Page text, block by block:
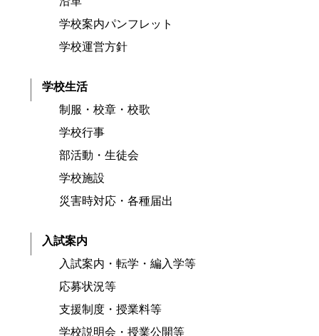
学校案内パンフレット
学校運営方針
学校生活
制服・校章・校歌
学校行事
部活動・生徒会
学校施設
災害時対応・各種届出
入試案内
入試案内・転学・編入学等
応募状況等
支援制度・授業料等
学校説明会・授業公開等